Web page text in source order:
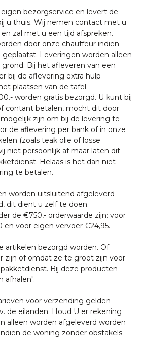
bezorgservice en levert de
u thuis. Wij nemen contact met u
zal met u een tijd afspreken.
door onze chauffeur indien
Leveringen worden alleen
Bij het afleveren van een
bij de aflevering extra hulp
plaatsen van de tafel.
worden gratis bezorgd. U kunt bij
contant betalen, mocht dit door
zijn om bij de levering te
de aflevering per bank of in onze
(zoals teak olie of losse
niet persoonlijk af maar laten dit
Helaas is het dan niet
te betalen.
worden uitsluitend afgeleverd
dit dient u zelf te doen.
de €750,- orderwaarde zijn: voor
en voor eigen vervoer €24,95.
artikelen bezorgd worden. Of
zijn of omdat ze te groot zijn voor
Bij deze producten
afhalen".
voor verzending gelden
de eilanden. Houd U er rekening
alleen worden afgeleverd worden
de woning zonder obstakels